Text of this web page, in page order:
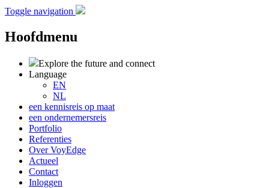
Toggle navigation
Hoofdmenu
Explore the future and connect
Language
EN
NL
een kennisreis op maat
een ondernemersreis
Portfolio
Referenties
Over VoyEdge
Actueel
Contact
Inloggen